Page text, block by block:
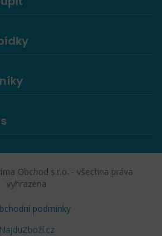
Obchod s.r.o. - všechna práva
vyhrazena
podmínky
NajduZboží.cz